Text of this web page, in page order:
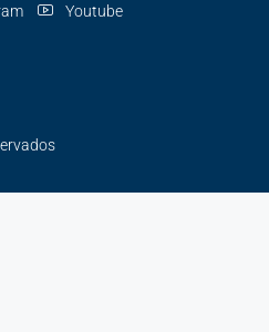
Youtube